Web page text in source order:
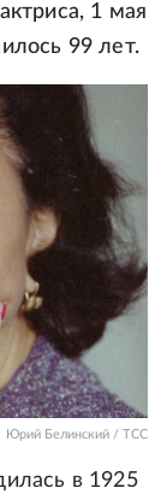
1 мая
99 лет.
Юрий Белинский / ТСС
в 1925